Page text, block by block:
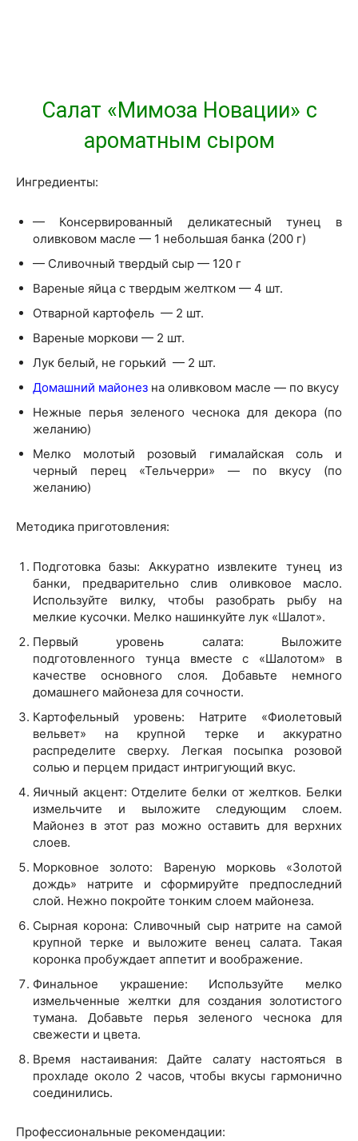
Салат «Мимоза Новации» с
ароматным сыром
Ингредиенты:
— Консервированный деликатесный тунец в
оливковом масле — 1 небольшая банка (200 г)
— Сливочный твердый сыр — 120 г
Вареные яйца с твердым желтком — 4 шт.
Отварной картофель — 2 шт.
Вареные моркови — 2 шт.
Лук белый, не горький — 2 шт.
Домашний майонез на оливковом масле — по вкусу
Нежные перья зеленого чеснока для декора (по
желанию)
Мелко молотый розовый гималайская соль и
черный перец «Тельчерри» — по вкусу (по
желанию)
Методика приготовления:
Подготовка базы: Аккуратно извлеките тунец из
банки, предварительно слив оливковое масло.
Используйте вилку, чтобы разобрать рыбу на
мелкие кусочки. Мелко нашинкуйте лук «Шалот».
Первый уровень салата: Выложите
подготовленного тунца вместе с «Шалотом» в
качестве основного слоя. Добавьте немного
домашнего майонеза для сочности.
Картофельный уровень: Натрите «Фиолетовый
вельвет» на крупной терке и аккуратно
распределите сверху. Легкая посыпка розовой
солью и перцем придаст интригующий вкус.
Яичный акцент: Отделите белки от желтков. Белки
измельчите и выложите следующим слоем.
Майонез в этот раз можно оставить для верхних
слоев.
Морковное золото: Вареную морковь «Золотой
дождь» натрите и сформируйте предпоследний
слой. Нежно покройте тонким слоем майонеза.
Сырная корона: Сливочный сыр натрите на самой
крупной терке и выложите венец салата. Такая
коронка пробуждает аппетит и воображение.
Финальное украшение: Используйте мелко
измельченные желтки для создания золотистого
тумана. Добавьте перья зеленого чеснока для
свежести и цвета.
Время настаивания: Дайте салату настояться в
прохладе около 2 часов, чтобы вкусы гармонично
соединились.
Профессиональные рекомендации: